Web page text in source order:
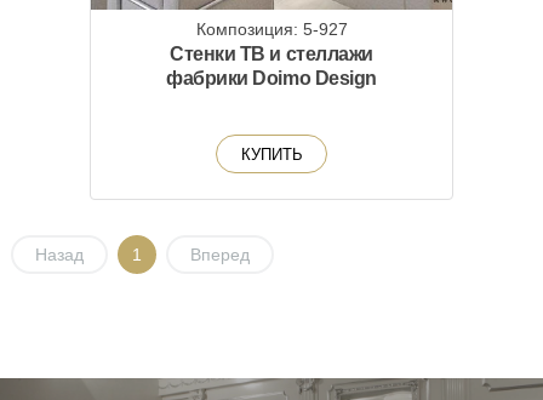
Композиция: 5-927
Стенки ТВ и стеллажи
фабрики Doimo Design
КУПИТЬ
Назад 1 Вперед